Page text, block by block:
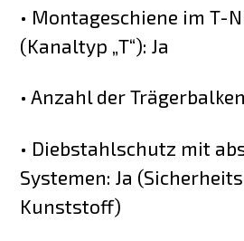
• Montageschiene im T-
(Kanaltyp „T“): Ja
• Anzahl der
• Diebstahlschutz mit
Systemen: Ja
Kunststoff)